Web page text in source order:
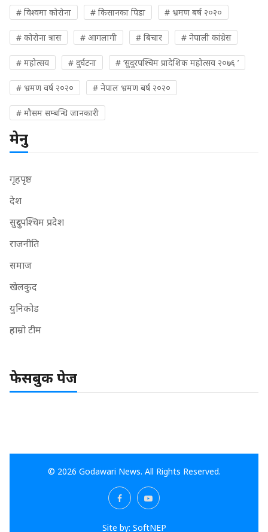
# विश्वमा कोरोना # किसानका पिडा # भ्रमण बर्ष २०२०
# कोरोना त्रास # आगलागी # बिचार # नेपाली कांग्रेस
# महोत्सव # दुर्घटना # ‘सुदुरपश्चिम प्रादेशिक महोत्सव २०७६ ’
# भ्रमण वर्ष २०२० # नेपाल भ्रमण बर्ष २०२०
# मौसम सम्बन्धि जानकारी
मेनु
गृहपृष्ठ
देश
सुदुरपश्चिम प्रदेश
राजनीति
समाज
खेलकुद
युनिकोड
हाम्रो टीम
फेसबुक पेज
© 2026 Godawari News. All Rights Reserved.
Site by: SoftNEP